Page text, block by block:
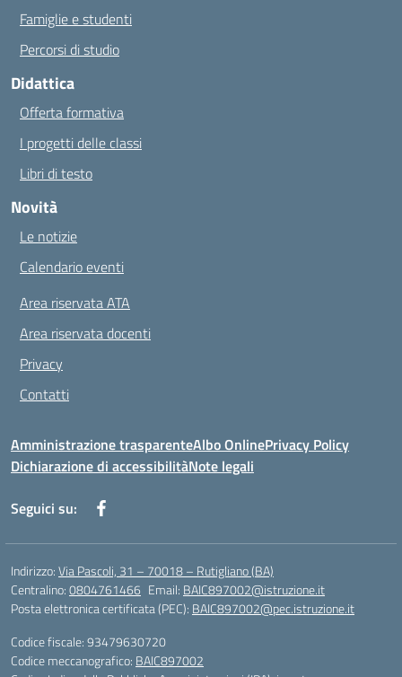
Famiglie e studenti
Percorsi di studio
Didattica
Offerta formativa
I progetti delle classi
Libri di testo
Novità
Le notizie
Calendario eventi
Area riservata ATA
Area riservata docenti
Privacy
Contatti
Amministrazione trasparenteAlbo OnlinePrivacy Policy
Dichiarazione di accessibilitàNote legali
Seguici su:
Indirizzo:Via Pascoli, 31 – 70018 – Rutigliano (BA)
Centralino:0804761466 Email: BAIC897002@istruzione.it
Posta elettronica certificata (PEC): BAIC897002@pec.istruzione.it
Codice fiscale: 93479630720
Codice meccanografico: BAIC897002